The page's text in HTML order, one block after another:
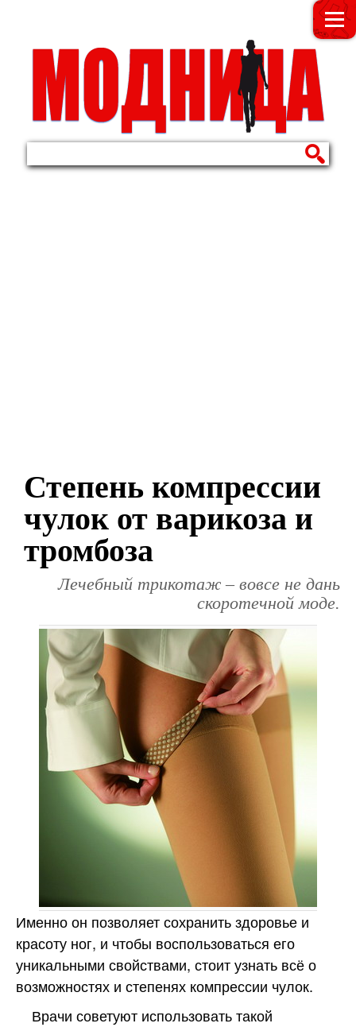
МОДНИЦА
Степень компрессии
чулок от варикоза и
тромбоза
Лечебный трикотаж – вовсе не дань
скоротечной моде.
Именно он позволяет сохранить здоровье и
красоту ног, и чтобы воспользоваться его
уникальными свойствами, стоит узнать всё о
возможностях и степенях компрессии чулок.
Врачи советуют использовать такой